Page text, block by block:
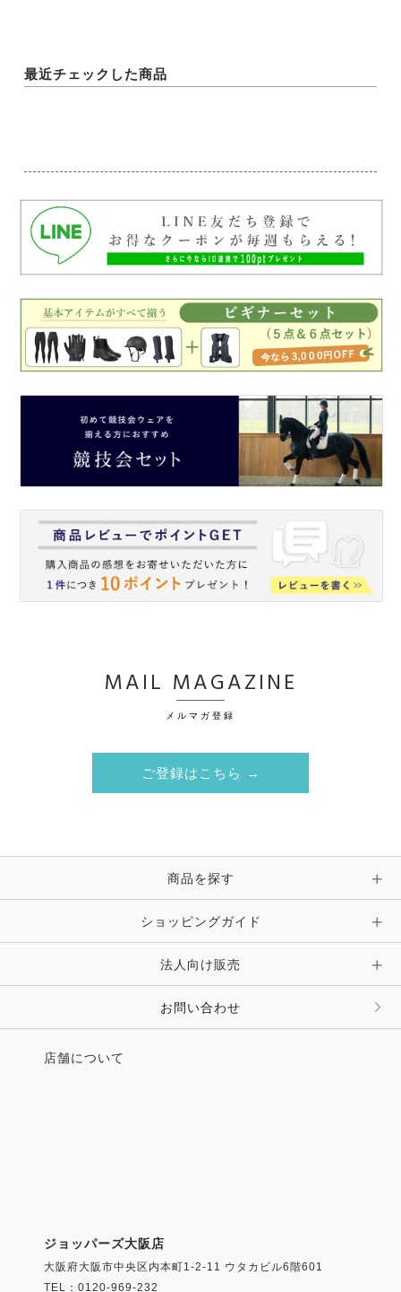
最近チェックした商品
MAIL MAGAZINE
メルマガ登録
ご登録はこちら →
商品を探す
ショッピングガイド
法人向け販売
お問い合わせ
店舗について
ジョッパーズ大阪店
大阪府大阪市中央区内本町1-2-11 ウタカビル6階601
TEL：0120-969-232